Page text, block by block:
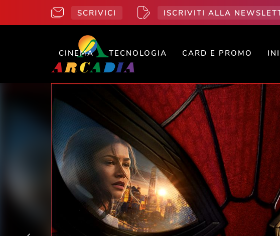
SCRIVICI ISCRIVITI ALLA
CINEMA TECNOLOGIA CARD E PROMO